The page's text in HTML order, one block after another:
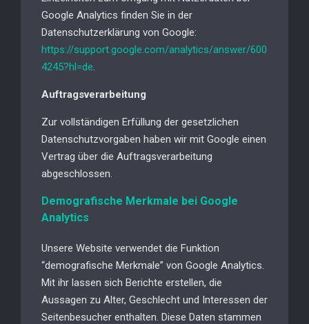
Google Analytics finden Sie in der
Datenschutzerklärung von Google:
https://support.google.com/analytics/answer/600
4245?hl=de.
Auftragsverarbeitung
Zur vollständigen Erfüllung der gesetzlichen
Datenschutzvorgaben haben wir mit Google einen
Vertrag über die Auftragsverarbeitung
abgeschlossen.
Demografische Merkmale bei Google
Analytics
Unsere Website verwendet die Funktion
“demografische Merkmale” von Google Analytics.
Mit ihr lassen sich Berichte erstellen, die
Aussagen zu Alter, Geschlecht und Interessen der
Seitenbesucher enthalten. Diese Daten stammen